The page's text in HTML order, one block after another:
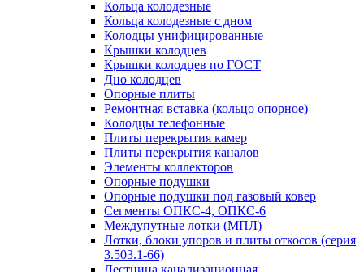
Кольца колодезные
Кольца колодезные с дном
Колодцы унифицированные
Крышки колодцев
Крышки колодцев по ГОСТ
Дно колодцев
Опорные плиты
Ремонтная вставка (кольцо опорное)
Колодцы телефонные
Плиты перекрытия камер
Плиты перекрытия каналов
Элементы коллекторов
Опорные подушки
Опорные подушки под газовый ковер
Сегменты ОПКС-4, ОПКС-6
Междупутные лотки (МПЛ)
Лотки, блоки упоров и плиты откосов (серия
3.503.1-66)
Лестница канализационная